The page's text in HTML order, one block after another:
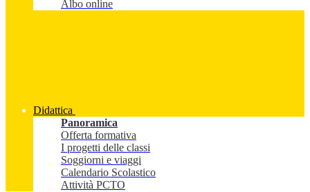
Albo online
Didattica
Panoramica
Offerta formativa
I progetti delle classi
Soggiorni e viaggi
Calendario Scolastico
Attività PCTO